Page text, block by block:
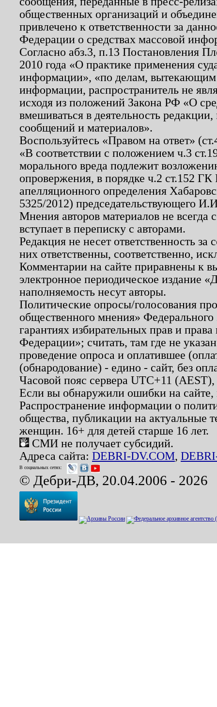
общественных организаций и
привлечено к ответственности за
Федерации о средствах массовой
Согласно абз.3, п.13 Постановления
2010 года «О практике применения
информации», «по делам, вытекающим
информации, распространитель не
исходя из положений Закона РФ «О
вмешиваться в деятельность
сообщений и материалов».
Воспользуйтесь «Правом на ответ»
«В соответствии с положением ч.3
морального вреда подлежит
опровержения, в порядке ч.2 ст.152
апелляционного определения
5325/2012) председательствующего
Мнения авторов материалов не
вступает в переписку с авторами.
Редакция не несет ответственность
них ответственны, соответственно,
Комментарии на сайте приравнены к
электронное периодическое издание
наполняемость несут авторы.
Политические опросы/голосования
общественного мнения»
гарантиях избирательных прав и
Федерации»; считать, там где не
проведение опроса и оплатившее
(обнародование) - едино - сайт, без
Часовой пояс сервера UTC+11
Если вы обнаружили ошибки на
Распространение информации о
общества, публикации на актуальные
женщин. 16+ для детей старше 16 лет.
СМИ не получает субсидий.
Адреса сайта: DEBRI-DV.COM,
В социальных сетях:
© Дебри-ДВ, 20.04.2006 - 2026